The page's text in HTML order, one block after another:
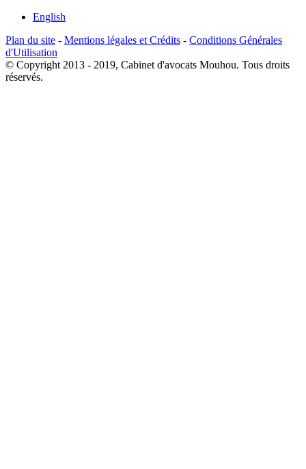
English
Plan du site - Mentions légales et Crédits - Conditions Générales
d'Utilisation
© Copyright 2013 - 2019, Cabinet d'avocats Mouhou. Tous droits
réservés.